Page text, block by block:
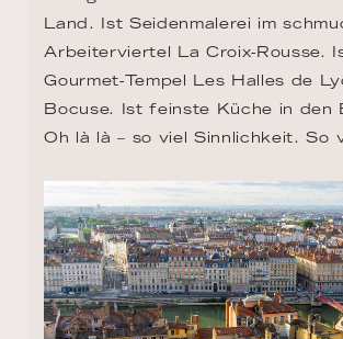
Land. Ist Seidenmalerei im
Arbeiterviertel La Croix-Rousse.
Gourmet-Tempel Les Halles de
Bocuse. Ist feinste Küche in den
Oh là là – so viel Sinnlichkeit. So